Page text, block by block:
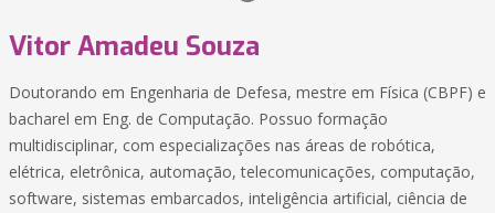
Vitor Amadeu Souza
Doutorando em Engenharia de Defesa, mestre em Física (CBPF) e
bacharel em Eng. de Computação. Possuo formação
multidisciplinar, com especializações nas áreas de robótica,
elétrica, eletrônica, automação, telecomunicações, computação,
software, sistemas embarcados, inteligência artificial, ciência de